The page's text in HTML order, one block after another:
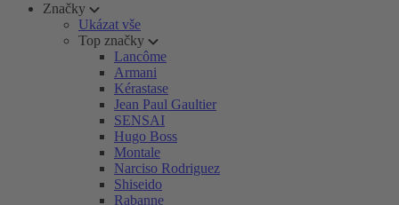
Značky
Ukázat vše
Top značky
Lancôme
Armani
Kérastase
Jean Paul Gaultier
SENSAI
Hugo Boss
Montale
Narciso Rodriguez
Shiseido
Rabanne